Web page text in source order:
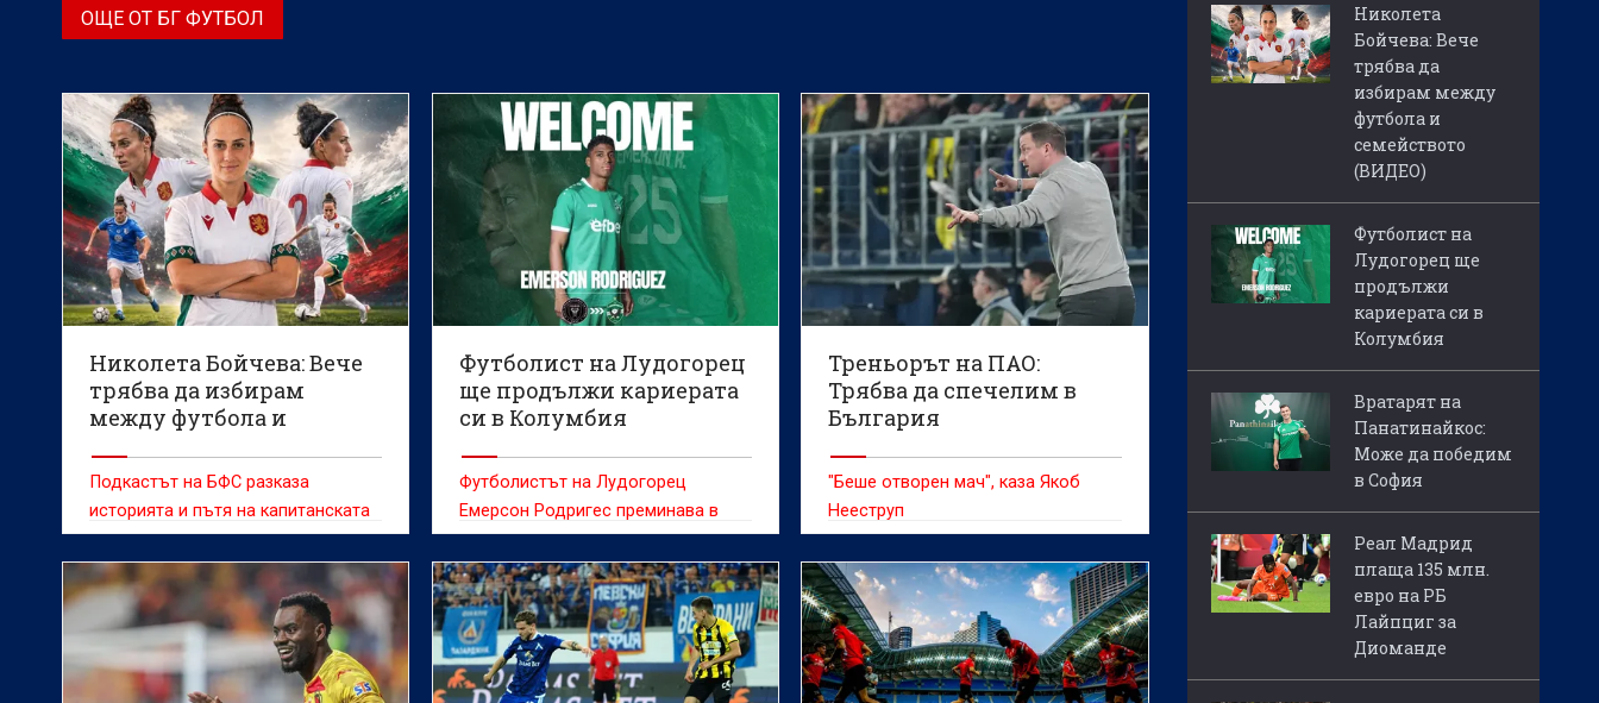
ОЩЕ ОТ БГ ФУТБОЛ
Николета Бойчева: Вече
трябва да избирам
между футбола и
Подкастът на БФС разказа
историята и пътя на капитанската
на България
Футболист на Лудогорец
ще продължи кариерата
си в Колумбия
Футболистът на Лудогорец
Емерсон Родригес преминава в
колумбийския Депортиво Кали,
пише журналистът Нал Сандино.
Нападателят ще подсили тима на
треньора Рафаел Дудамел.
Треньорът на ПАО:
Трябва да спечелим в
България
"Беше отворен мач", каза Якоб
Нееструп
Николета
Бойчева: Вече
трябва да
избирам между
футбола и
семейството
(ВИДЕО)
Футболист на
Лудогорец ще
продължи
кариерата си в
Колумбия
Вратарят на
Панатинайкос:
Може да победим
в София
Реал Мадрид
плаща 135 млн.
евро на РБ
Лайпциг за
Диоманде